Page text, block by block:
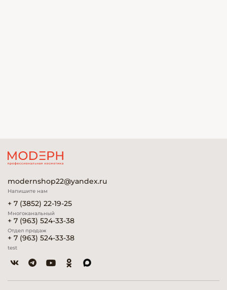
modernshop22@yandex.ru
Напишите нам
+ 7 (3852) 22-19-25
Многоканальный
+ 7 (963) 524-33-38
Отдел продаж
+ 7 (963) 524-33-38
test